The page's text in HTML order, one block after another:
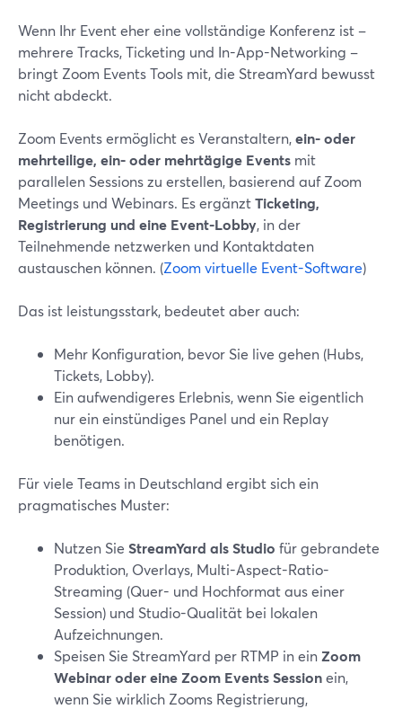
Wenn Ihr Event eher eine vollständige Konferenz ist –
mehrere Tracks, Ticketing und In-App-Networking –
bringt Zoom Events Tools mit, die StreamYard bewusst
nicht abdeckt.
Zoom Events ermöglicht es Veranstaltern,ein- oder
mehrteilige, ein- oder mehrtägige Events mit
parallelen Sessions zu erstellen, basierend auf Zoom
Meetings und Webinars. Es ergänztTicketing,
Registrierung und eine Event-Lobby, in der
Teilnehmende netzwerken und Kontaktdaten
austauschen können. (Zoom virtuelle Event-Software)
Das ist leistungsstark, bedeutet aber auch:
Mehr Konfiguration, bevor Sie live gehen (Hubs,
Tickets, Lobby).
Ein aufwendigeres Erlebnis, wenn Sie eigentlich
nur ein einstündiges Panel und ein Replay
benötigen.
Für viele Teams in Deutschland ergibt sich ein
pragmatisches Muster:
Nutzen Sie StreamYard als Studio für gebrandete
Produktion, Overlays, Multi-Aspect-Ratio-
Streaming (Quer- und Hochformat aus einer
Session) und Studio-Qualität bei lokalen
Aufzeichnungen.
Speisen Sie StreamYard per RTMP in einZoom
Webinar oder eine Zoom Events Sessionein,
wenn Sie wirklich Zooms Registrierung,